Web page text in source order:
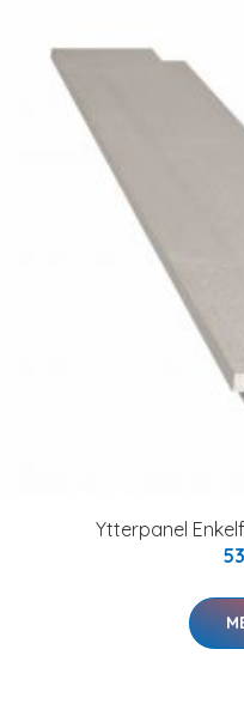
Ytterpanel